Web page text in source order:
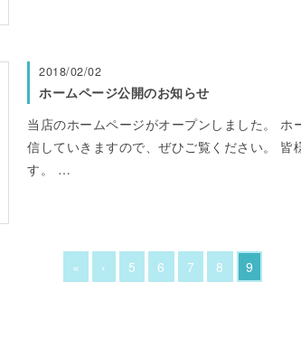
2018/02/02
ホームページ公開のお知らせ
当店のホームページがオープンしました。 ホ
信していきますので、ぜひご覧ください。 皆
す。 …
« ‹ 5 6 7 8 9